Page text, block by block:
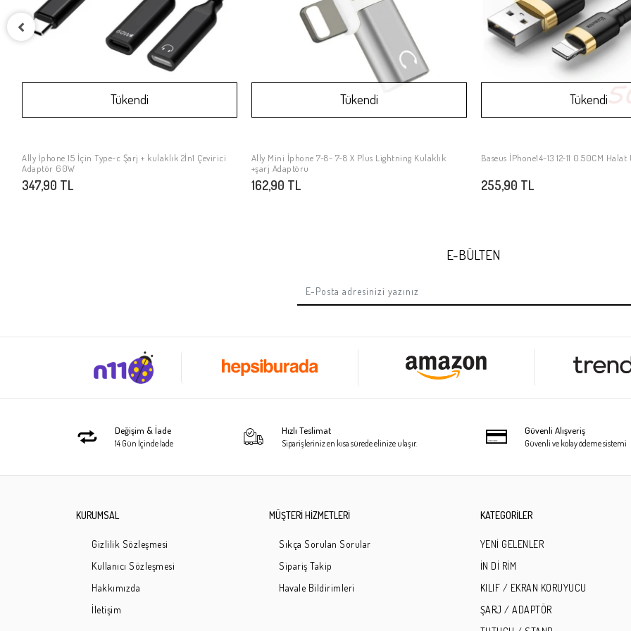
Stokta Yok
Tükendi
Ally İphone 15 İçin Type-c Şarj + kulaklık 2İn1 Çevirici
Adaptör 60W
347,90 TL
Stokta Yok
Tükendi
Ally Mini İphone 7-8- 7-8 X Plus Lightning Kulaklık
+şarj Adaptöru
162,90 TL
Stokta Yok
Tükendi
Baseus
255,90 TL
E-BÜLTEN
Değişim & İade
14 Gün İçinde İade
Hızlı Teslimat
Siparişleriniz en kısa sürede elinize ulaşır.
Güvenli Alışveriş
Güvenli ve kolay ödeme sistemi
KURUMSAL
Gizlilik Sözleşmesi
Kullanıcı Sözleşmesi
Hakkımızda
İletişim
MÜŞTERİ HİZMETLERİ
Sıkça Sorulan Sorular
Sipariş Takip
Havale Bildirimleri
KATEGORİLER
YENİ GELENLER
İN Dİ RİM
KILIF / EKRAN KORUYUCU
ŞARJ / ADAPTÖR